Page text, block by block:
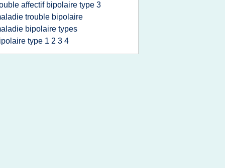
affectif bipolaire type 3
trouble bipolaire
bipolaire types
type 1 2 3 4